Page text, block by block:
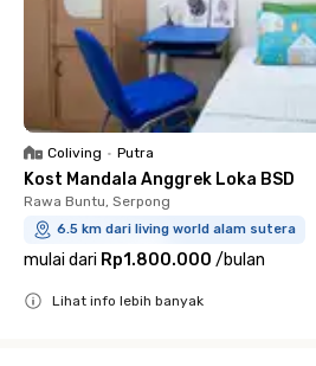
Coliving • Putra
Kost Mandala Anggrek Loka BSD
Rawa Buntu, Serpong
6.5 km dari living world alam sutera
mulai dari Rp1.800.000 /bulan
Lihat info lebih banyak